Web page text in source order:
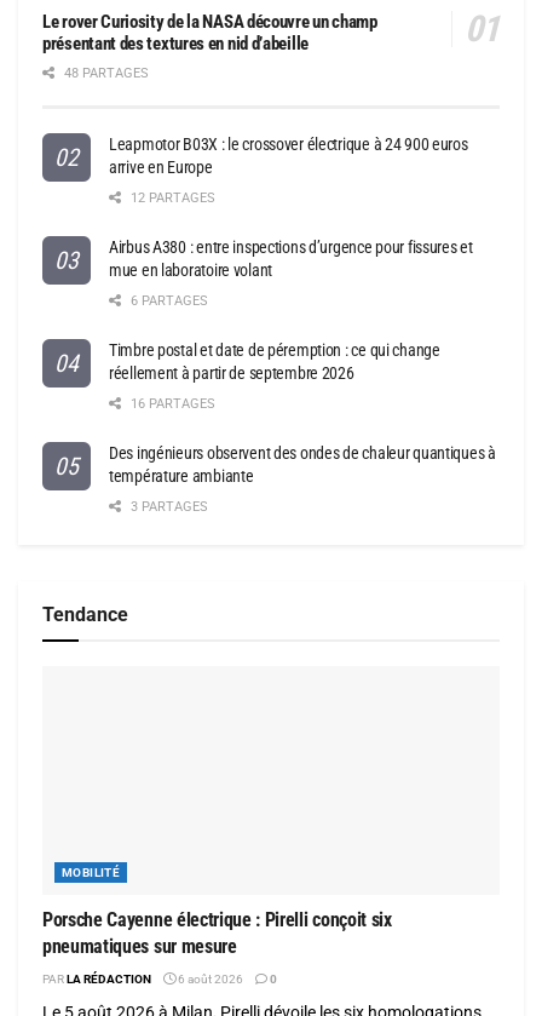
Le rover Curiosity de la NASA découvre un champ
présentant des textures en nid d’abeille
48 PARTAGES
Leapmotor B03X : le crossover électrique à 24 900 euros
arrive en Europe
12 PARTAGES
Airbus A380 : entre inspections d’urgence pour fissures et
mue en laboratoire volant
6 PARTAGES
Timbre postal et date de péremption : ce qui change
réellement à partir de septembre 2026
16 PARTAGES
Des ingénieurs observent des ondes de chaleur quantiques à
température ambiante
3 PARTAGES
Tendance
MOBILITÉ
Porsche Cayenne électrique : Pirelli conçoit six
pneumatiques sur mesure
PARLA RÉDACTION 6 août 2026 0